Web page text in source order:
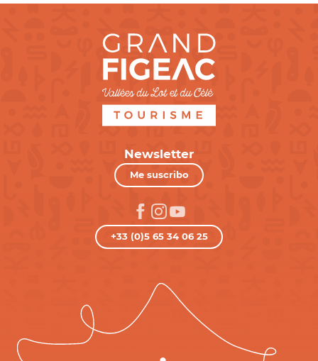
Newsletter
Me suscribo
+33 (0)5 65 34 06 25